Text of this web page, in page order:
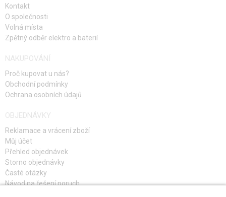
Kontakt
O společnosti
Volná místa
Zpětný odběr elektro a baterií
NAKUPOVÁNÍ
Proč kupovat u nás?
Obchodní podmínky
Ochrana osobních údajů
OBJEDNÁVKY
Reklamace a vrácení zboží
Můj účet
Přehled objednávek
Storno objednávky
Časté otázky
Návod na řešení poruch